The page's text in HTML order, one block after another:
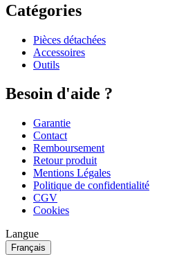
Catégories
Pièces détachées
Accessoires
Outils
Besoin d'aide ?
Garantie
Contact
Remboursement
Retour produit
Mentions Légales
Politique de confidentialité
CGV
Cookies
Langue
Français